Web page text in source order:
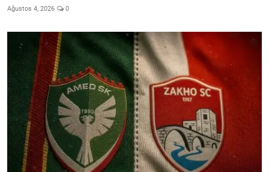
Ağustos 4, 2026 0